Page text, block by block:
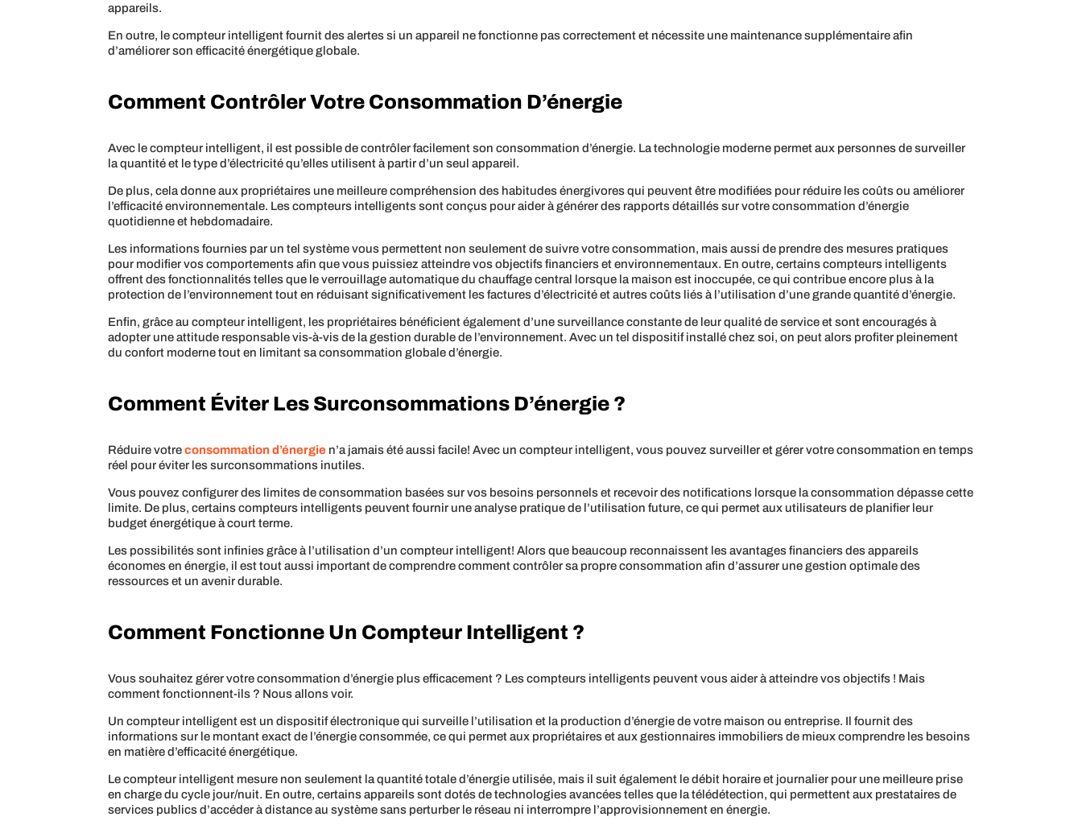
appareils.
En outre, le compteur intelligent fournit des alertes si un appareil ne fonctionne pas correctement et nécessite une maintenance supplémentaire afin
d’améliorer son efficacité énergétique globale.
Comment Contrôler Votre Consommation D’énergie
Avec le compteur intelligent, il est possible de contrôler facilement son consommation d’énergie. La technologie moderne permet aux personnes de surveiller
la quantité et le type d’électricité qu’elles utilisent à partir d’un seul appareil.
De plus, cela donne aux propriétaires une meilleure compréhension des habitudes énergivores qui peuvent être modifiées pour réduire les coûts ou améliorer
l’efficacité environnementale. Les compteurs intelligents sont conçus pour aider à générer des rapports détaillés sur votre consommation d’énergie
quotidienne et hebdomadaire.
Les informations fournies par un tel système vous permettent non seulement de suivre votre consommation, mais aussi de prendre des mesures pratiques
pour modifier vos comportements afin que vous puissiez atteindre vos objectifs financiers et environnementaux. En outre, certains compteurs intelligents
offrent des fonctionnalités telles que le verrouillage automatique du chauffage central lorsque la maison est inoccupée, ce qui contribue encore plus à la
protection de l’environnement tout en réduisant significativement les factures d’électricité et autres coûts liés à l’utilisation d’une grande quantité d’énergie.
Enfin, grâce au compteur intelligent, les propriétaires bénéficient également d’une surveillance constante de leur qualité de service et sont encouragés à
adopter une attitude responsable vis-à-vis de la gestion durable de l’environnement. Avec un tel dispositif installé chez soi, on peut alors profiter pleinement
du confort moderne tout en limitant sa consommation globale d’énergie.
Comment Éviter Les Surconsommations D’énergie ?
Réduire votreconsommation d’énergie n’a jamais été aussi facile! Avec un compteur intelligent, vous pouvez surveiller et gérer votre consommation en temps
réel pour éviter les surconsommations inutiles.
Vous pouvez configurer des limites de consommation basées sur vos besoins personnels et recevoir des notifications lorsque la consommation dépasse cette
limite. De plus, certains compteurs intelligents peuvent fournir une analyse pratique de l’utilisation future, ce qui permet aux utilisateurs de planifier leur
budget énergétique à court terme.
Les possibilités sont infinies grâce à l’utilisation d’un compteur intelligent! Alors que beaucoup reconnaissent les avantages financiers des appareils
économes en énergie, il est tout aussi important de comprendre comment contrôler sa propre consommation afin d’assurer une gestion optimale des
ressources et un avenir durable.
Comment Fonctionne Un Compteur Intelligent ?
Vous souhaitez gérer votre consommation d’énergie plus efficacement ? Les compteurs intelligents peuvent vous aider à atteindre vos objectifs ! Mais
comment fonctionnent-ils ? Nous allons voir.
Un compteur intelligent est un dispositif électronique qui surveille l’utilisation et la production d’énergie de votre maison ou entreprise. Il fournit des
informations sur le montant exact de l’énergie consommée, ce qui permet aux propriétaires et aux gestionnaires immobiliers de mieux comprendre les besoins
en matière d’efficacité énergétique.
Le compteur intelligent mesure non seulement la quantité totale d’énergie utilisée, mais il suit également le débit horaire et journalier pour une meilleure prise
en charge du cycle jour/nuit. En outre, certains appareils sont dotés de technologies avancées telles que la télédétection, qui permettent aux prestataires de
services publics d’accéder à distance au système sans perturber le réseau ni interrompre l’approvisionnement en énergie.